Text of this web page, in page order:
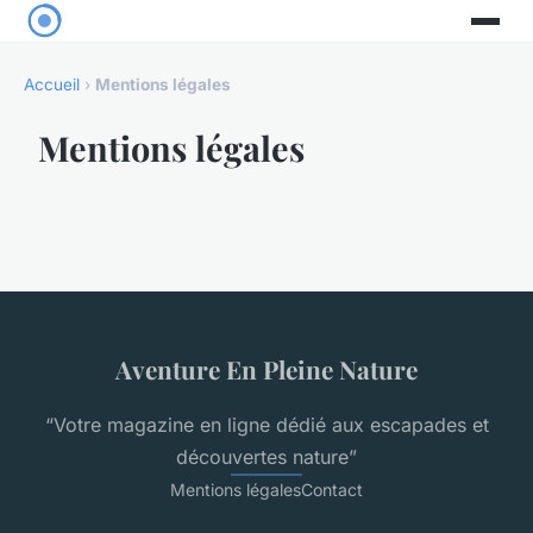
Accueil › Mentions légales
Mentions légales
Aventure En Pleine Nature
“Votre magazine en ligne dédié aux escapades et
découvertes nature”
Mentions légalesContact